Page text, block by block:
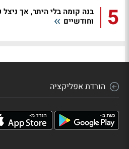
5
בנה קומה בלי היתר, אך
וחודשיים
הורדת אפליקציה